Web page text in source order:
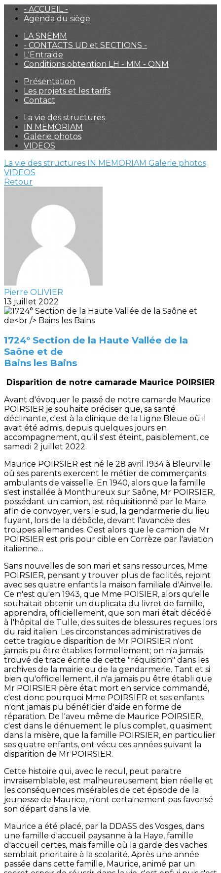
- ACCUEIL -
Agenda du siège
LA SNEMM
- CONTACTS UD et SECTIONS -
L'Entraide
Conditions obtention LH - MM - ONM
Présentation
Les projets et les tarifs
Contact
La vie des structures
IN MEMORIAM
Galerie photos
VIDEOS
La vie des structures IN MEMORIAM Galerie photos
VIDEOS
Retour
Pierre OLIVIER
13 juillet 2022
1724° Section de la Haute Vallée de la
Saône et de
Bains les Bains
Disparition de notre camarade Maurice POIRSIER
Avant d'évoquer le passé de notre camarde Maurice
POIRSIER je souhaite préciser que, sa santé
déclinante, c'est à la clinique de la Ligne Bleue où il
avait été admis, depuis quelques jours en
accompagnement, qu'il s'est éteint, paisiblement, ce
samedi 2 juillet 2022.
Maurice POIRSIER est né le 28 avril 1934 à Bleurville
où ses parents exercent le métier de commerçants
ambulants de vaisselle. En 1940, alors que la famille
s'est installée à Monthureux sur Saône, Mr POIRSIER,
possédant un camion, est réquisitionné par le Maire
afin de convoyer, vers le sud, la gendarmerie du lieu
fuyant, lors de la débâcle, devant l'avancée des
troupes allemandes. C'est alors que le camion de Mr
POIRSIER est pris pour cible en Corrèze par l'aviation
italienne…
Sans nouvelles de son mari et sans ressources, Mme
POIRSIER, pensant y trouver plus de facilités, rejoint
avec ses quatre enfants la maison familiale d'Ainvelle.
Ce n'est qu'en 1943, que Mme POISIER, alors qu'elle
souhaitait obtenir un duplicata du livret de famille,
apprendra, officiellement, que son mari était décédé
à l'hôpital de Tulle, des suites de blessures reçues lors
du raid italien. Les circonstances administratives de
cette tragique disparition de Mr POIRSIER n'ont
jamais pu être établies formellement; on n'a jamais
trouvé de trace écrite de cette "réquisition" dans les
archives de la mairie ou de la gendarmerie. Tant et si
bien qu'officiellement, il n'a jamais pu être établi que
Mr POIRSIER père était mort en service commandé,
c'est donc pourquoi Mme POIRSIER et ses enfants
n'ont jamais pu bénéficier d'aide en forme de
réparation. De l'aveu même de Maurice POIRSIER,
c'est dans le dénuement le plus complet, quasiment
dans la misère, que la famille POIRSIER, en particulier
ses quatre enfants, ont vécu ces années suivant la
disparition de Mr POIRSIER.
Cette histoire qui, avec le recul, peut paraitre
invraisemblable, est malheureusement bien réelle et
les conséquences misérables de cet épisode de la
jeunesse de Maurice, n'ont certainement pas favorisé
son départ dans la vie.
Maurice a été placé, par la DDASS des Vosges, dans
une famille d'accueil paysanne à la Haye, famille
d'accueil certes, mais famille où la garde des vaches
semblait prioritaire à la scolarité. Après une année
passée dans cette famille, Maurice, animé par un